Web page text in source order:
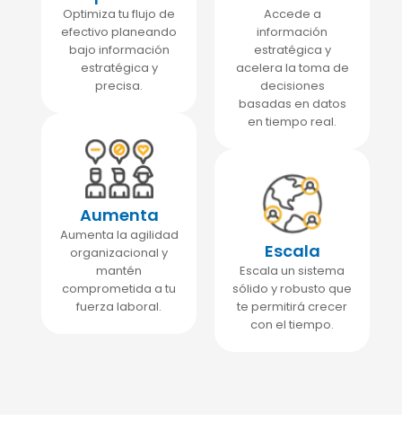
Optimiza tu flujo de
efectivo planeando
bajo información
estratégica y
precisa.
Aumenta
Aumenta la agilidad
organizacional y
mantén
comprometida a tu
fuerza laboral.
Accede a
información
estratégica y
acelera la toma de
decisiones
basadas en datos
en tiempo real.
Escala
Escala un sistema
sólido y robusto que
te permitirá crecer
con el tiempo.